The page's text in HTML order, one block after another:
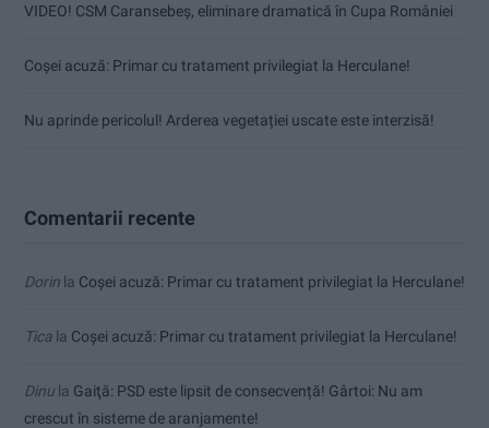
VIDEO! CSM Caransebeș, eliminare dramatică în Cupa României
Coșei acuză: Primar cu tratament privilegiat la Herculane!
Nu aprinde pericolul! Arderea vegetației uscate este interzisă!
Comentarii recente
Dorin la Coșei acuză: Primar cu tratament privilegiat la Herculane!
Tica la Coșei acuză: Primar cu tratament privilegiat la Herculane!
Dinu la Gaiţă: PSD este lipsit de consecvență! Gârtoi: Nu am
crescut în sisteme de aranjamente!